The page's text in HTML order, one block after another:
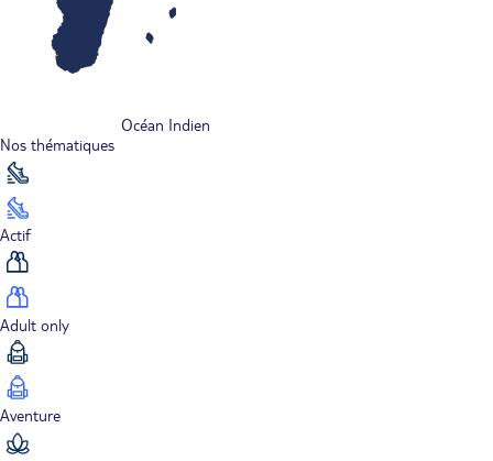
Océan Indien
Nos thématiques
Actif
Adult only
Aventure